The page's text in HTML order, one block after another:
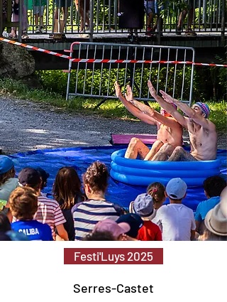
Festi'Luys 2025
Serres-Castet